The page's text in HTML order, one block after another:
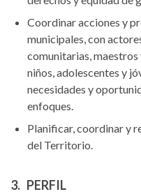
Coordinar acciones y
municipales, con
comunitarias, maestros
niños, adolescentes y
necesidades y
enfoques.
Planificar, coordinar y
del Territorio.
3. PERFIL